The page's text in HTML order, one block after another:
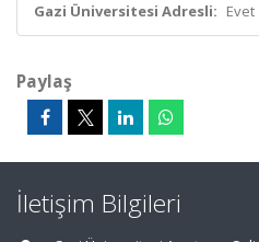
Gazi Üniversitesi Adresli: Evet
Paylaş
İletişim Bilgileri